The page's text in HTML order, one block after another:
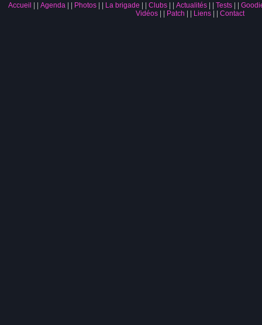
Accueil | Agenda | Photos| La brigade | Clubs| Actualités| Tests|
Vidéos| Patch | Liens| Contact